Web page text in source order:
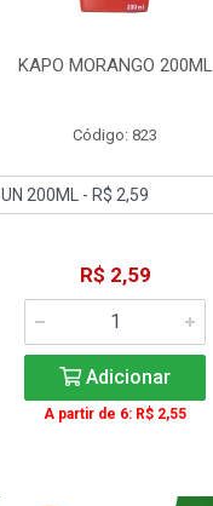
KAPO MORANGO 200ML
Código: 823
R$ 2,59
Adicionar
A partir de 6: R$ 2,55